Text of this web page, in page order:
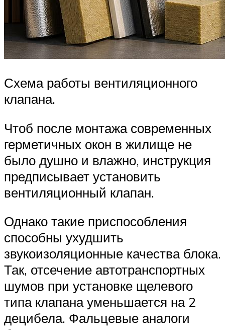
Схема работы вентиляционного
клапана.
Чтоб после монтажа современных
герметичных окон в жилище не
было душно и влажно, инструкция
предписывает установить
вентиляционный клапан.
Однако такие приспособления
способны ухудшить
звукоизоляционные качества блока.
Так, отсечение автотранспортных
шумов при установке щелевого
типа клапана уменьшается на 2
децибела. Фальцевые аналоги